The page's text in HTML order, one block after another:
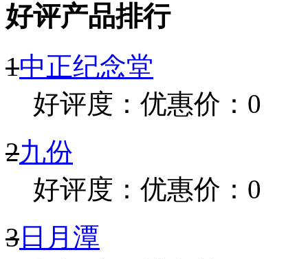
好评产品排行
1中正纪念堂
好评度： 优惠价：0
2九份
好评度： 优惠价：0
3 日月潭